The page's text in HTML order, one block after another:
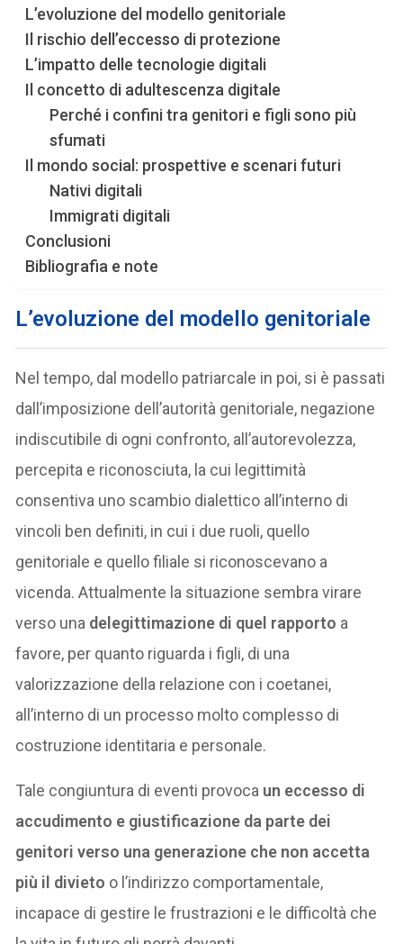
L’evoluzione del modello genitoriale
Il rischio dell’eccesso di protezione
L’impatto delle tecnologie digitali
Il concetto di adultescenza digitale
Perché i confini tra genitori e figli sono più
sfumati
Il mondo social: prospettive e scenari futuri
Nativi digitali
Immigrati digitali
Conclusioni
Bibliografia e note
L’evoluzione del modello genitoriale
Nel tempo, dal modello patriarcale in poi, si è passati
dall’imposizione dell’autorità genitoriale, negazione
indiscutibile di ogni confronto, all’autorevolezza,
percepita e riconosciuta, la cui legittimità
consentiva uno scambio dialettico all’interno di
vincoli ben definiti, in cui i due ruoli, quello
genitoriale e quello filiale si riconoscevano a
vicenda. Attualmente la situazione sembra virare
verso una delegittimazione di quel rapporto a
favore, per quanto riguarda i figli, di una
valorizzazione della relazione con i coetanei,
all’interno di un processo molto complesso di
costruzione identitaria e personale.
Tale congiuntura di eventi provoca un eccesso di
accudimento e giustificazione da parte dei
genitori verso una generazione che non accetta
più il divieto o l’indirizzo comportamentale,
incapace di gestire le frustrazioni e le difficoltà che